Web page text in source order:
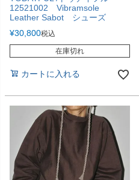
12521002 Vibramsole
Leather Sabot シューズ
¥30,800税込
在庫切れ
カートに入れる